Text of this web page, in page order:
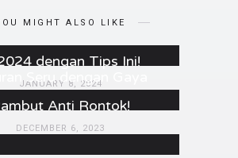
MIGHT ALSO LIKE
Rambut Rontok!
dengan Tips Ini!
JANUARY 8, 2024
Seru dengan Gaya
Anti Rontok!
DECEMBER 6, 2023